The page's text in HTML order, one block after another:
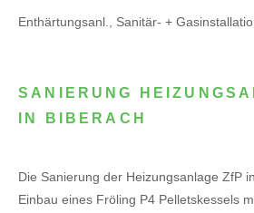
Enthärtungsanl., Sanitär- +
SANIERUNG
IN BIBERACH
Die Sanierung der Heizungsanlage ZfP
Einbau eines Fröling P4 Pelletskessels